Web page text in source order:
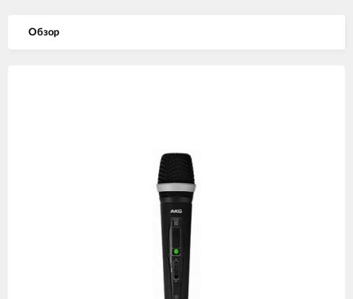
Обзор